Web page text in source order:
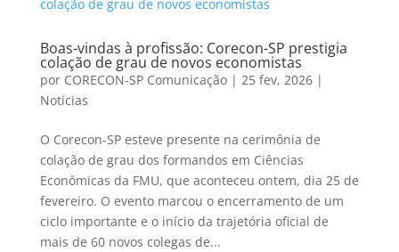
Boas-vindas à profissão: Corecon-SP prestigia
colação de grau de novos economistas
por CORECON-SP Comunicação| 25 fev, 2026|
Notícias
O Corecon-SP esteve presente na cerimônia de
colação de grau dos formandos em Ciências
Econômicas da FMU, que aconteceu ontem, dia 25 de
fevereiro. O evento marcou o encerramento de um
ciclo importante e o início da trajetória oficial de
mais de 60 novos colegas de...